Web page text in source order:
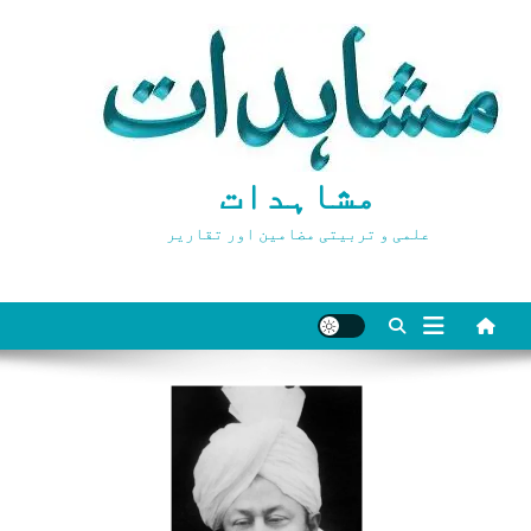
مشاہدات
علمی و تربیتی مضامین اور تقاریر